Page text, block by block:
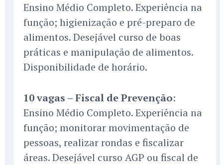
Ensino Médio Completo. Experiência na
função; higienização e pré-preparo de
alimentos. Desejável curso de boas
práticas e manipulação de alimentos.
Disponibilidade de horário.
10 vagas – Fiscal de Prevenção:
Ensino Médio Completo. Experiência na
função; monitorar movimentação de
pessoas, realizar rondas e fiscalizar
áreas. Desejável curso AGP ou fiscal de